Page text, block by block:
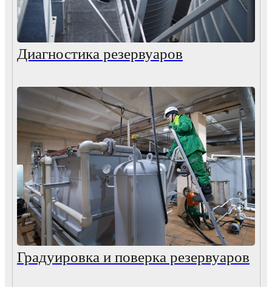
Диагностика резервуаров
Градуировка и поверка резервуаров